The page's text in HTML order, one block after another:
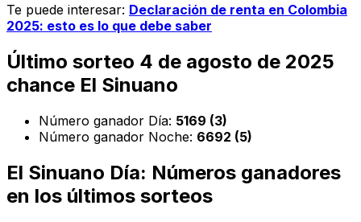
Te puede interesar: Declaración de renta en Colombia
2025: esto es lo que debe saber
Último sorteo 4 de agosto de 2025
chance El Sinuano
Número ganador Día: 5169 (3)
Número ganador Noche: 6692 (5)
El Sinuano Día: Números ganadores
en los últimos sorteos